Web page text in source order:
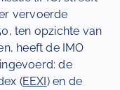
vervoerde
ten opzichte van
heeft de IMO
de
(EEXI) en de